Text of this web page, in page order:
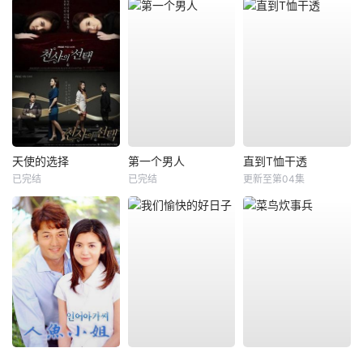
天使的选择
已完结
第一个男人
已完结
直到T恤干透
更新至第04集